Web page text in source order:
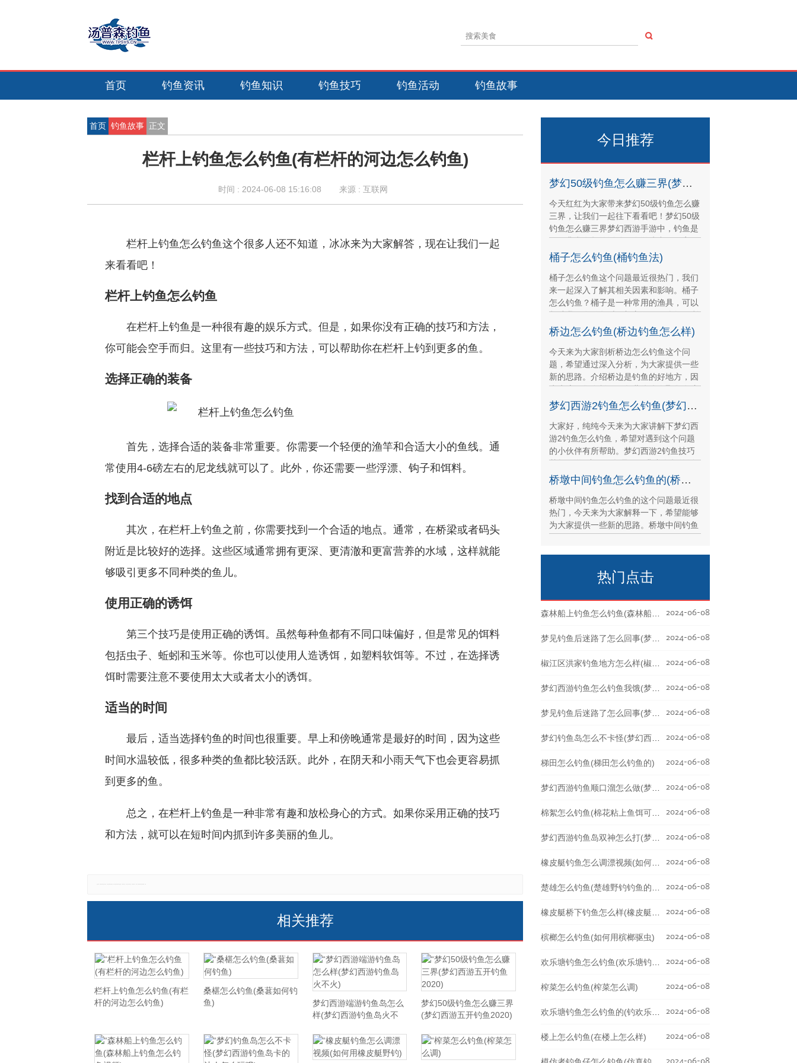
首页 钓鱼资讯 钓鱼知识 钓鱼技巧 钓鱼活动 钓鱼故事
首页 钓鱼故事 正文
栏杆上钓鱼怎么钓鱼(有栏杆的河边怎么钓鱼)
时间 : 2024-06-08 15:16:08 来源 : 互联网
栏杆上钓鱼怎么钓鱼这个很多人还不知道，冰冰来为大家解答，现在让我们一起
来看看吧！
栏杆上钓鱼怎么钓鱼
在栏杆上钓鱼是一种很有趣的娱乐方式。但是，如果你没有正确的技巧和方法，
你可能会空手而归。这里有一些技巧和方法，可以帮助你在栏杆上钓到更多的鱼。
选择正确的装备
首先，选择合适的装备非常重要。你需要一个轻便的渔竿和合适大小的鱼线。通
常使用4-6磅左右的尼龙线就可以了。此外，你还需要一些浮漂、钩子和饵料。
找到合适的地点
其次，在栏杆上钓鱼之前，你需要找到一个合适的地点。通常，在桥梁或者码头
附近是比较好的选择。这些区域通常拥有更深、更清澈和更富营养的水域，这样就能
够吸引更多不同种类的鱼儿。
使用正确的诱饵
第三个技巧是使用正确的诱饵。虽然每种鱼都有不同口味偏好，但是常见的饵料
包括虫子、蚯蚓和玉米等。你也可以使用人造诱饵，如塑料软饵等。不过，在选择诱
饵时需要注意不要使用太大或者太小的诱饵。
适当的时间
最后，适当选择钓鱼的时间也很重要。早上和傍晚通常是最好的时间，因为这些
时间水温较低，很多种类的鱼都比较活跃。此外，在阴天和小雨天气下也会更容易抓
到更多的鱼。
总之，在栏杆上钓鱼是一种非常有趣和放松身心的方式。如果你采用正确的技巧
和方法，就可以在短时间内抓到许多美丽的鱼儿。
相关推荐
栏杆上钓鱼怎么钓鱼(有栏
杆的河边怎么钓鱼)
桑椹怎么钓鱼(桑葚如何钓
鱼)
梦幻西游端游钓鱼岛怎么
样(梦幻西游钓鱼岛火不
梦幻50级钓鱼怎么赚三界
(梦幻西游五开钓鱼2020)
今日推荐
梦幻50级钓鱼怎么赚三界(梦幻西游五开钓鱼2020)
今天红红为大家带来梦幻50级钓鱼怎么赚
三界，让我们一起往下看看吧！梦幻50级
钓鱼怎么赚三界梦幻西游手游中，钓鱼是
一项非常有趣的活动。在游戏中，玩家可
以通过钓鱼获
桶子怎么钓鱼(桶钓鱼法)
桶子怎么钓鱼这个问题最近很热门，我们
来一起深入了解其相关因素和影响。桶子
怎么钓鱼？桶子是一种常用的渔具，可以
帮助我们在钓鱼时更加方便，那么如何利
用桶子来进行钓鱼
桥边怎么钓鱼(桥边钓鱼怎么样)
今天来为大家剖析桥边怎么钓鱼这个问
题，希望通过深入分析，为大家提供一些
新的思路。介绍桥边是钓鱼的好地方，因
为水流汇集在桥下，鱼儿往往会聚集在这
里。但是要注意安全
梦幻西游2钓鱼怎么钓鱼(梦幻西游怎么钓鱼成功率最大)
大家好，纯纯今天来为大家讲解下梦幻西
游2钓鱼怎么钓鱼，希望对遇到这个问题
的小伙伴有所帮助。梦幻西游2钓鱼技巧
梦幻西游2中，钓鱼是一项非常有趣的活
动。下面分享几个
桥墩中间钓鱼怎么钓鱼的(桥墩中间钓鱼怎么钓鱼的图片)
桥墩中间钓鱼怎么钓鱼的这个问题最近很
热门，今天来为大家解释一下，希望能够
为大家提供一些新的思路。桥墩中间钓鱼
的技巧桥墩是一个比较好的垂钓场所，因
热门点击
2024-06-08
森林船上钓鱼怎么钓鱼(森林船上钓鱼怎么钓鱼视频)
2024-06-08
梦见钓鱼后迷路了怎么回事(梦见钓鱼找不到位置)
2024-06-08
椒江区洪家钓鱼地方怎么样(椒江洪家村)
2024-06-08
梦幻西游钓鱼怎么钓鱼我饿(梦幻西游钓鱼小技巧)
2024-06-08
梦见钓鱼后迷路了怎么回事(梦见钓鱼后迷路了怎么回事啊)
2024-06-08
梦幻钓鱼岛怎么不卡怪(梦幻西游钓鱼岛卡的让人怎么玩哦)
2024-06-08
梯田怎么钓鱼(梯田怎么钓鱼的)
2024-06-08
梦幻西游钓鱼顺口溜怎么做(梦幻西游钓鱼顺口溜怎么做的)
2024-06-08
棉絮怎么钓鱼(棉花粘上鱼饵可以钓鱼吗)
2024-06-08
梦幻西游钓鱼岛双神怎么打(梦幻西游钓鱼岛平时卡吗)
2024-06-08
橡皮艇钓鱼怎么调漂视频(如何用橡皮艇野钓)
2024-06-08
楚雄怎么钓鱼(楚雄野钓钓鱼的地方)
2024-06-08
橡皮艇桥下钓鱼怎么样(橡皮艇海钓合法吗)
2024-06-08
槟榔怎么钓鱼(如何用槟榔驱虫)
2024-06-08
欢乐塘钓鱼怎么钓鱼(欢乐塘钓鱼用哪种鱼竿)
2024-06-08
榨菜怎么钓鱼(榨菜怎么调)
2024-06-08
欢乐塘钓鱼怎么钓鱼的(钓欢乐塘用什么饵料)
2024-06-08
楼上怎么钓鱼(在楼上怎么样)